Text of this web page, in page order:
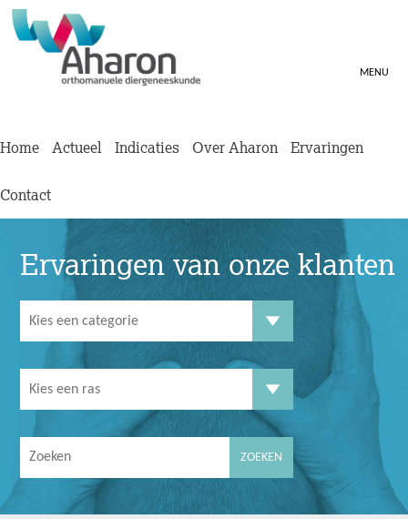
MENU
Home Actueel Indicaties Over Aharon Ervaringen
Contact
Ervaringen van onze klanten